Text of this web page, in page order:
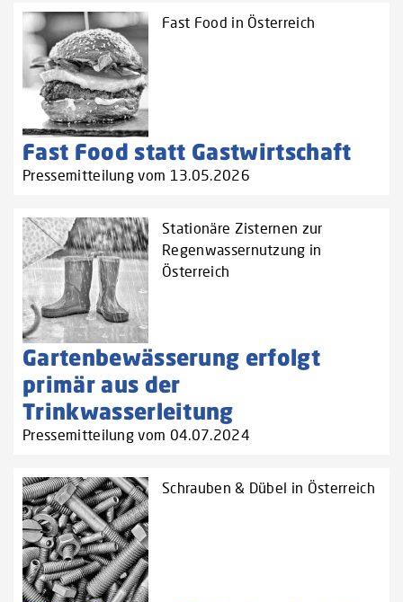
Fast Food in Österreich
Fast Food statt Gastwirtschaft
Pressemitteilung vom 13.05.2026
Stationäre Zisternen zur
Regenwassernutzung in
Österreich
Gartenbewässerung erfolgt
primär aus der
Trinkwasserleitung
Pressemitteilung vom 04.07.2024
Schrauben & Dübel in Österreich